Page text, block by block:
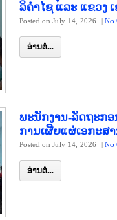
ລິຄຳໄຊ ແລະ ແຂວງ
Posted on July 14, 2026 | No
ອ່ານຕໍ່...
ພະນັກງານ-ລັດຖະກ
ການເຜີຍແຜ່ເອກະສ
Posted on July 14, 2026 | No
ອ່ານຕໍ່...